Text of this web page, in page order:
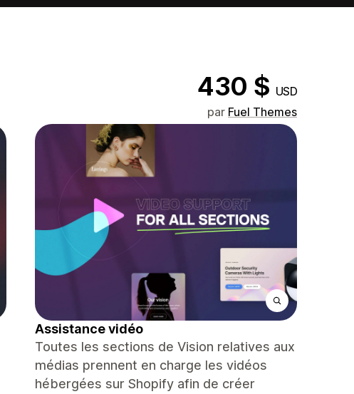
430 $ USD
par Fuel Themes
Assistance vidéo
Toutes les sections de Vision relatives aux
médias prennent en charge les vidéos
hébergées sur Shopify afin de créer